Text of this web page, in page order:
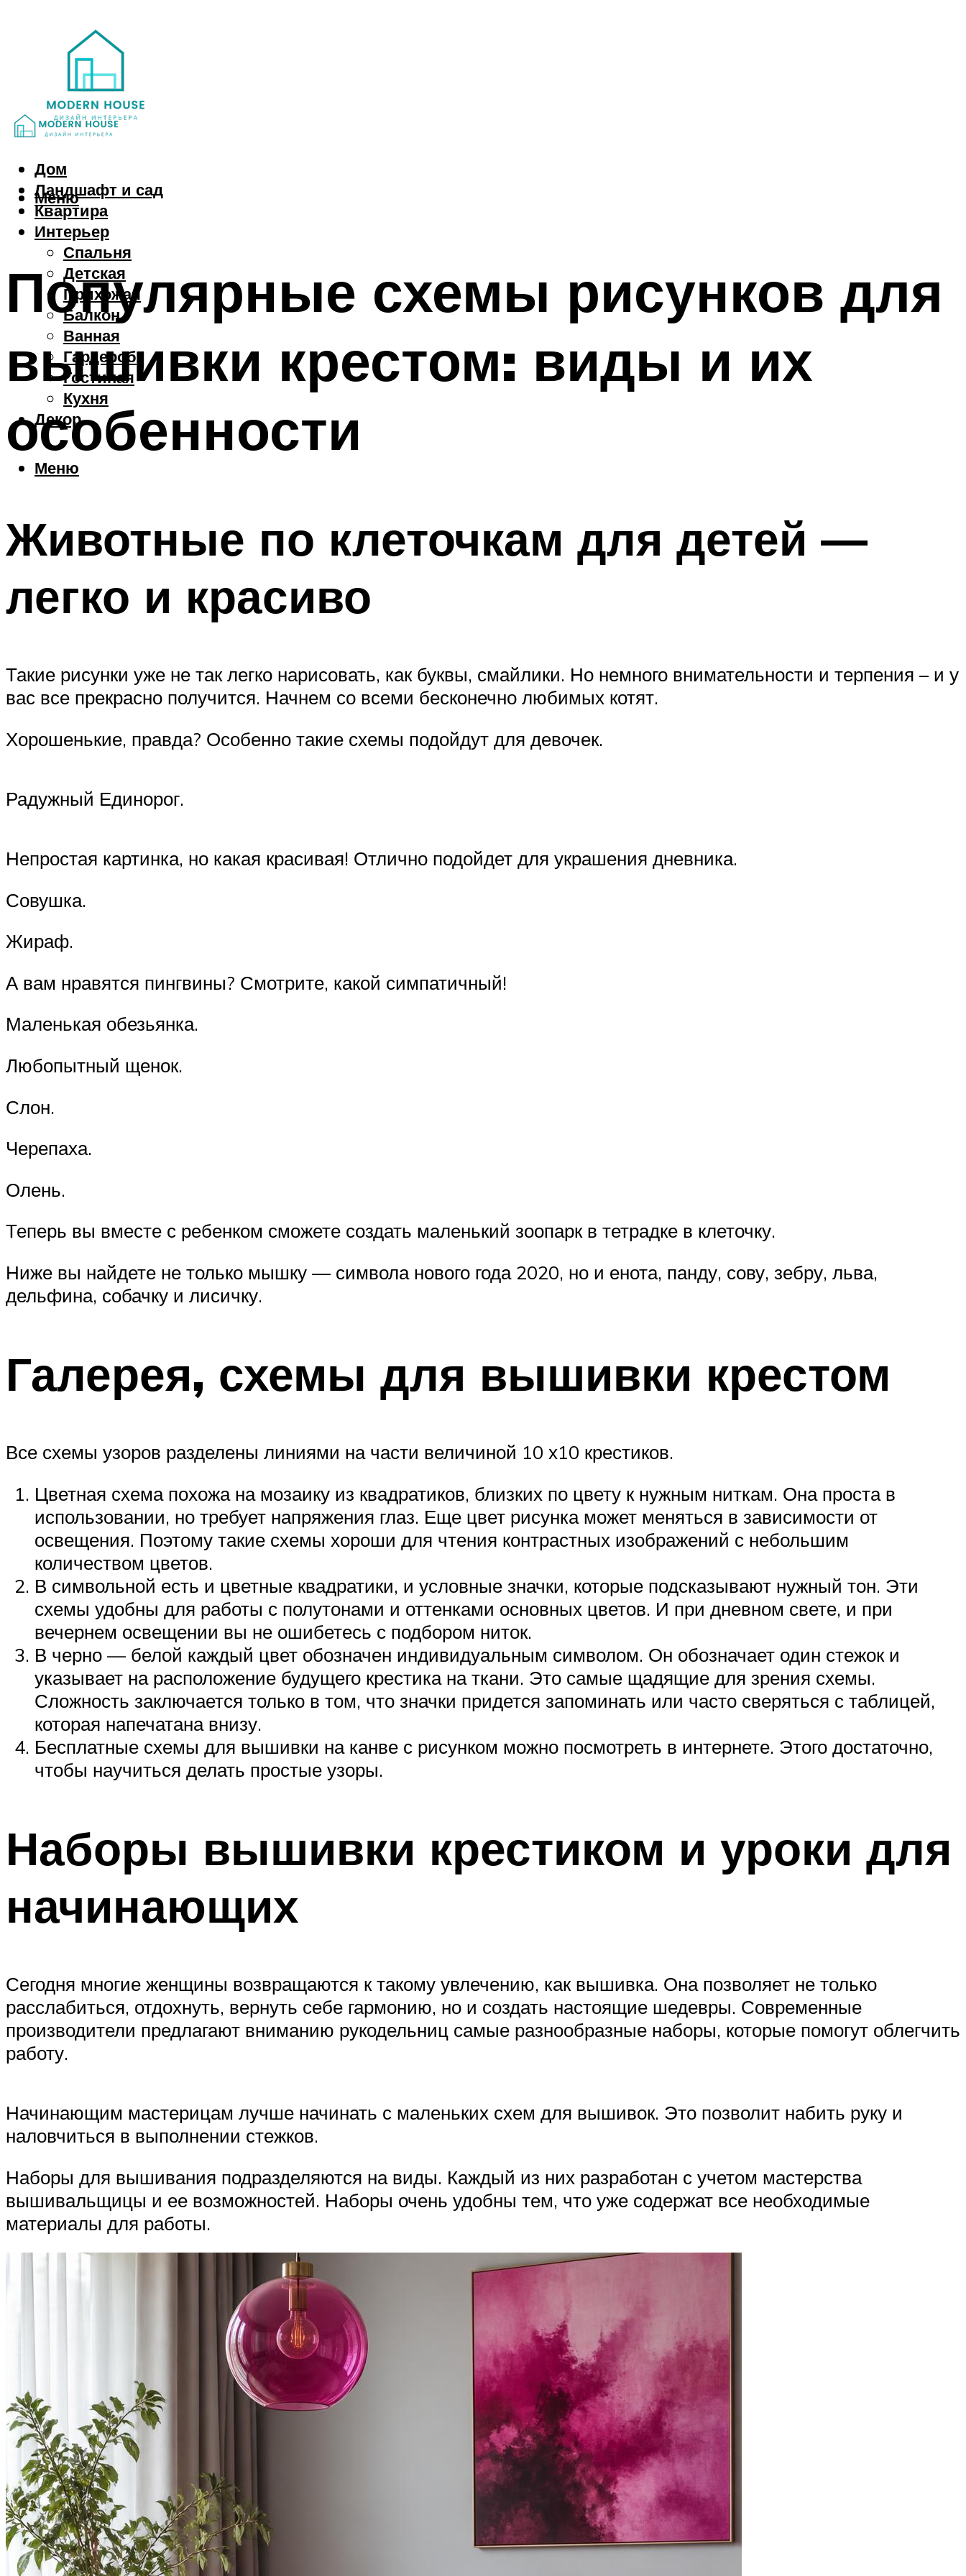
Дом
Ландшафт и сад
Квартира
Интерьер
Спальня
Детская
Прихожая
Балкон
Ванная
Гардероб
Гостиная
Кухня
Декор
Меню
Меню
Популярные схемы рисунков для
вышивки крестом: виды и их
особенности
Животные по клеточкам для детей —
легко и красиво
Такие рисунки уже не так легко нарисовать, как буквы, смайлики. Но немного внимательности и терпения – и у
вас все прекрасно получится. Начнем со всеми бесконечно любимых котят.
Хорошенькие, правда? Особенно такие схемы подойдут для девочек.
Радужный Единорог.
Непростая картинка, но какая красивая! Отлично подойдет для украшения дневника.
Совушка.
Жираф.
А вам нравятся пингвины? Смотрите, какой симпатичный!
Маленькая обезьянка.
Любопытный щенок.
Слон.
Черепаха.
Олень.
Теперь вы вместе с ребенком сможете создать маленький зоопарк в тетрадке в клеточку.
Ниже вы найдете не только мышку — символа нового года 2020, но и енота, панду, сову, зебру, льва,
дельфина, собачку и лисичку.
Галерея, схемы для вышивки крестом
Все схемы узоров разделены линиями на части величиной 10 х10 крестиков.
Цветная схема похожа на мозаику из квадратиков, близких по цвету к нужным ниткам. Она проста в
использовании, но требует напряжения глаз. Еще цвет рисунка может меняться в зависимости от
освещения. Поэтому такие схемы хороши для чтения контрастных изображений с небольшим
количеством цветов.
В символьной есть и цветные квадратики, и условные значки, которые подсказывают нужный тон. Эти
схемы удобны для работы с полутонами и оттенками основных цветов. И при дневном свете, и при
вечернем освещении вы не ошибетесь с подбором ниток.
В черно — белой каждый цвет обозначен индивидуальным символом. Он обозначает один стежок и
указывает на расположение будущего крестика на ткани. Это самые щадящие для зрения схемы.
Сложность заключается только в том, что значки придется запоминать или часто сверяться с таблицей,
которая напечатана внизу.
Бесплатные схемы для вышивки на канве с рисунком можно посмотреть в интернете. Этого достаточно,
чтобы научиться делать простые узоры.
Наборы вышивки крестиком и уроки для
начинающих
Сегодня многие женщины возвращаются к такому увлечению, как вышивка. Она позволяет не только
расслабиться, отдохнуть, вернуть себе гармонию, но и создать настоящие шедевры. Современные
производители предлагают вниманию рукодельниц самые разнообразные наборы, которые помогут облегчить
работу.
Начинающим мастерицам лучше начинать с маленьких схем для вышивок. Это позволит набить руку и
наловчиться в выполнении стежков.
Наборы для вышивания подразделяются на виды. Каждый из них разработан с учетом мастерства
вышивальщицы и ее возможностей. Наборы очень удобны тем, что уже содержат все необходимые
материалы для работы.